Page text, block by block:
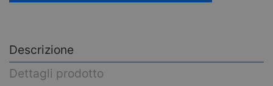
Descrizione
Dettagli prodotto